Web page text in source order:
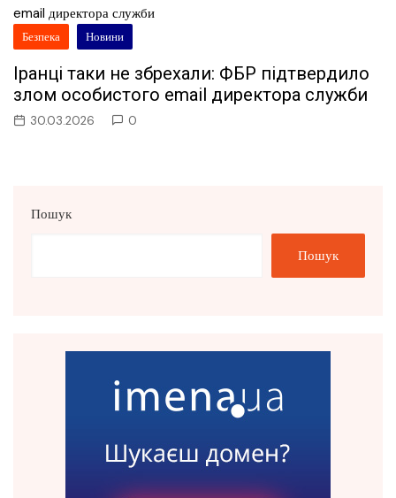
Безпека Новини
Іранці таки не збрехали: ФБР підтвердило
злом особистого email директора служби
30.03.2026 0
Пошук
Пошук